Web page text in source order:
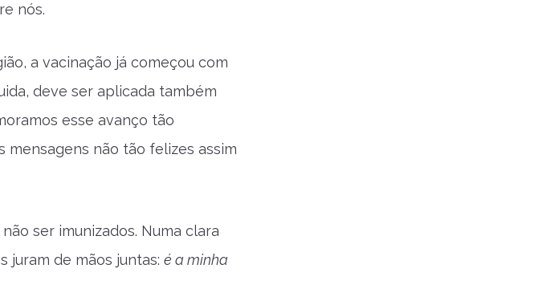
nós.
a vacinação já começou com
deve ser aplicada também
esse avanço tão
mensagens não tão felizes assim
ser imunizados. Numa clara
juram de mãos juntas: é a minha